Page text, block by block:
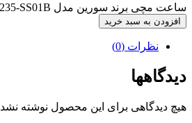
ساعت مچی برند سورین مدل G1235-SS01B عدد
افزودن به سبد خرید
نظرات (0)
دیدگاهها
هیچ دیدگاهی برای این محصول نوشته